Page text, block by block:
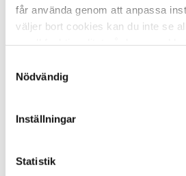
får använda genom att anpassa
väljer bort cookies kan du inte se
Nödvändig
Inställningar
Statistik
TL Bygg HK
Hesselmans Torg 5
Orgnr: 556225-4440
Marknadsgatan 20